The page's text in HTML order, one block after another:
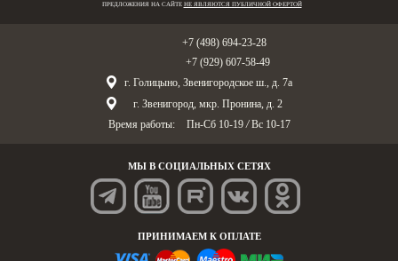
ПРЕДЛОЖЕНИЯ НА САЙТЕ НЕ ЯВЛЯЮТСЯ ПУБЛИЧНОЙ ОФЕРТОЙ
+7 (498) 694-23-28
+7 (929) 607-58-49
г. Голицыно, Звенигородское ш., д. 7а
г. Звенигород, мкр. Пронина, д. 2
Время работы:
Пн-Сб 10-19 / Вс 10-17
МЫ В СОЦИАЛЬНЫХ СЕТЯХ
ПРИНИМАЕМ К ОПЛАТЕ